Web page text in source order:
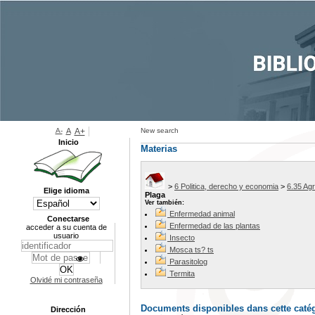
New search
Materias
> 6 Politica, derecho y economia > 6.35
Plaga
Ver también:
Enfermedad animal
Enfermedad de las plantas
Insecto
Mosca ts? ts
Parasitolog
Termita
Documents disponibles dans cette
A- A A+
Inicio
Elige idioma
Conectarse
acceder a su cuenta de
usuario
Olvidé mi contraseña
Dirección